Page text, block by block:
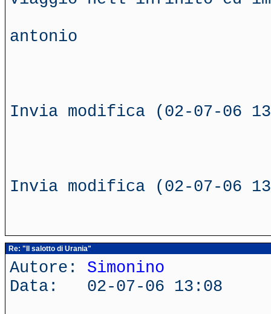
antonio
Invia modifica (02-07-06
Invia modifica (02-07-06
Re: "Il salotto di Urania"
Autore: Simonino
Data: 02-07-06 13:08